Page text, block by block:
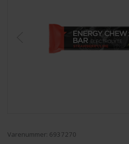
Varenummer: 6937270